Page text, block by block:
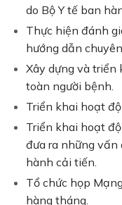
do Bộ Y tế ban
Thực hiện đánh
hướng dẫn
Xây dựng và triển
toàn người bệnh.
Triển khai hoạt
Triển khai hoạt
đưa ra những vấn
hành cải tiến.
Tổ chức họp
hàng tháng.